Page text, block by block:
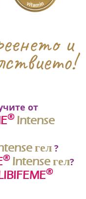
и
от
® Intense
® Intense гел
гел ?
® Intenseгел?
тънък
®